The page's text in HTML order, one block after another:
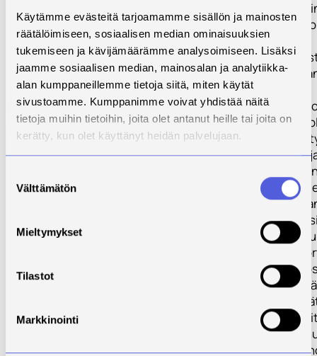
Käytämme evästeitä tarjoamamme sisällön ja mainosten
räätälöimiseen, sosiaalisen median ominaisuuksien
tukemiseen ja kävijämäärämme analysoimiseen. Lisäksi
jaamme sosiaalisen median, mainosalan ja analytiikka-
alan kumppaneillemme tietoja siitä, miten käytät
sivustoamme. Kumppanimme voivat yhdistää näitä
tietoja muihin tietoihin, joita olet antanut heille tai joita on
kerätty, kun olet käyttänyt heidän palvelujaan.
valinta
Välttämätön
Mieltymykset
Tilastot
Markkinointi
innostetaan
huolehtimaan
hyödyntämällä
tarjotaan
kehittää useita
tarvittavia
nuoret
toteuttavat
avustuksella
vahvistavat
toimijuuden ja
kokemuksia sekä
Toiminnassa
taidot tukevat
jatkamaan